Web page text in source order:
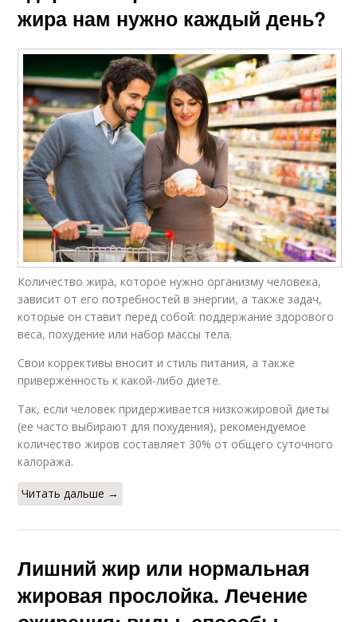
жира нам нужно каждый день?
Количество жира, которое нужно организму человека,
зависит от его потребностей в энергии, а также задач,
которые он ставит перед собой: поддержание здорового
веса, похудение или набор массы тела.
Свои коррективы вносит и стиль питания, а также
приверженность к какой-либо диете.
Так, если человек придерживается низкожировой диеты
(ее часто выбирают для похудения), рекомендуемое
количество жиров составляет 30% от общего суточного
калоража.
Читать дальше →
Лишний жир или нормальная
жировая прослойка. Лечение